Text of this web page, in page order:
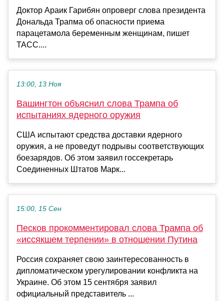
Доктор Араик Гарибян опроверг слова президента
Дональда Трапма об опасности приема
парацетамола беременным женщинам, пишет
ТАСС....
13:00, 13 Ноя
Вашингтон объяснил слова Трампа об
испытаниях ядерного оружия
США испытают средства доставки ядерного
оружия, а не проведут подрывы соответствующих
боезарядов. Об этом заявил госсекретарь
Соединенных Штатов Марк...
15:00, 15 Сен
Песков прокомментировал слова Трампа об
«иссякшем терпении» в отношении Путина
Россия сохраняет свою заинтересованность в
дипломатическом урегулировании конфликта на
Украине. Об этом 15 сентября заявил
официальный представитель ...